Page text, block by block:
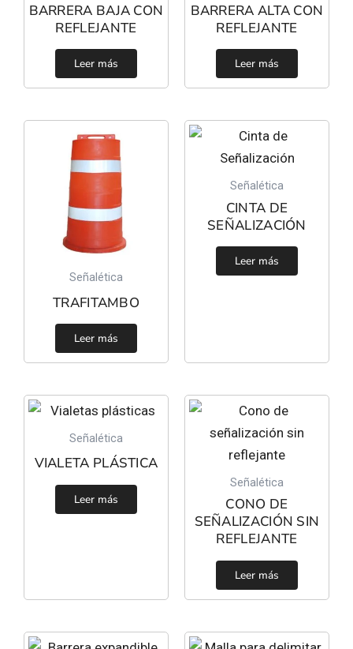
BARRERA BAJA CON
REFLEJANTE
Leer más
BARRERA ALTA CON
REFLEJANTE
Leer más
Señalética
TRAFITAMBO
Leer más
Señalética
CINTA DE
SEÑALIZACIÓN
Leer más
Señalética
VIALETA PLÁSTICA
Leer más
Señalética
CONO DE
SEÑALIZACIÓN SIN
REFLEJANTE
Leer más